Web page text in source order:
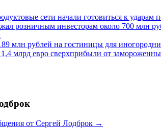
сети начали готовиться к ударам
от Сергей Лодброк →